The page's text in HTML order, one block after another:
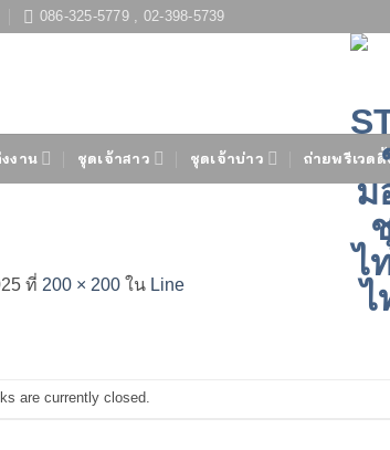
086-325-5779 , 02-398-5739
งาน ชุดเจ้าสาว ชุดเจ้าบ่าว ถ่ายพรีเวดดิ้
ที่ 200 × 200 ใน Line
are currently closed.